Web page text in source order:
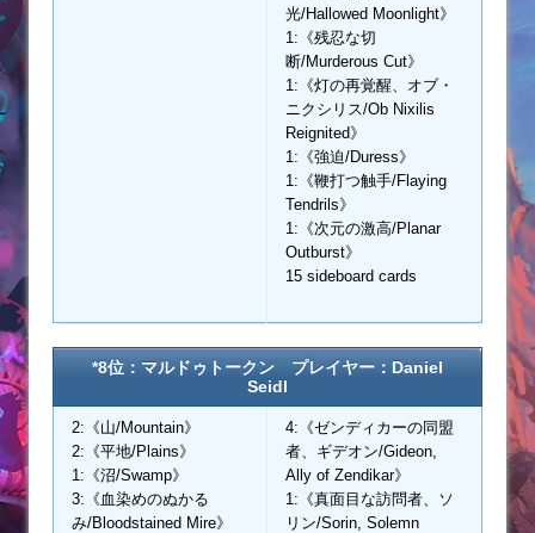
光/Hallowed Moonlight》
1:《残忍な切
断/Murderous Cut》
1:《灯の再覚醒、オブ・
ニクシリス/Ob Nixilis
Reignited》
1:《強迫/Duress》
1:《鞭打つ触手/Flaying
Tendrils》
1:《次元の激高/Planar
Outburst》
15 sideboard cards
*8位：マルドゥトークン プレイヤー：Daniel
Seidl
2:《山/Mountain》
2:《平地/Plains》
1:《沼/Swamp》
3:《血染めのぬかる
み/Bloodstained Mire》
4:《ゼンディカーの同盟
者、ギデオン/Gideon,
Ally of Zendikar》
1:《真面目な訪問者、ソ
リン/Sorin, Solemn